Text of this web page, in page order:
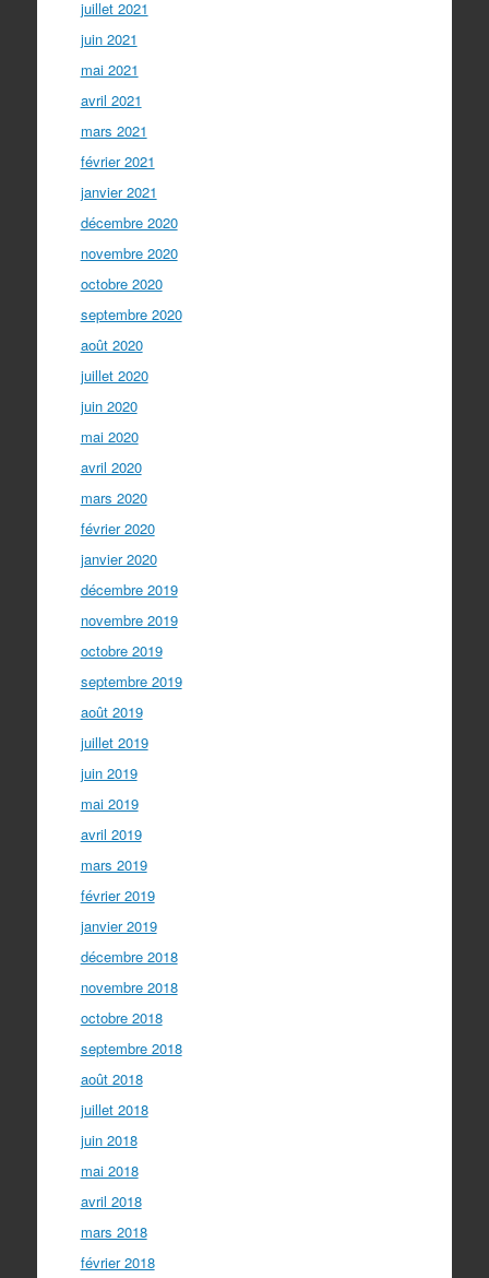
juillet 2021
juin 2021
mai 2021
avril 2021
mars 2021
février 2021
janvier 2021
décembre 2020
novembre 2020
octobre 2020
septembre 2020
août 2020
juillet 2020
juin 2020
mai 2020
avril 2020
mars 2020
février 2020
janvier 2020
décembre 2019
novembre 2019
octobre 2019
septembre 2019
août 2019
juillet 2019
juin 2019
mai 2019
avril 2019
mars 2019
février 2019
janvier 2019
décembre 2018
novembre 2018
octobre 2018
septembre 2018
août 2018
juillet 2018
juin 2018
mai 2018
avril 2018
mars 2018
février 2018